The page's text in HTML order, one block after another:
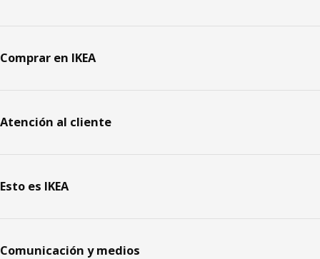
Comprar en IKEA
Atención al cliente
Esto es IKEA
Comunicación y medios